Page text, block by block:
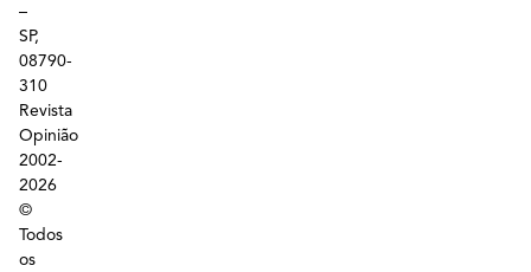
–
SP,
08790-
310
Revista
Opinião
2002-
2026
©
Todos
os